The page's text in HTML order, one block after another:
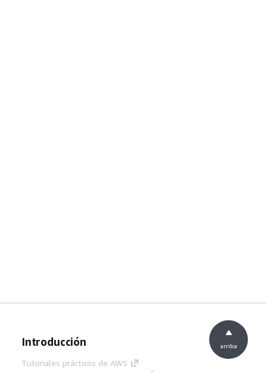
Introducción
Tutoriales prácticos de AWS
arriba